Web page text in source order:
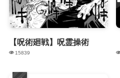
【呪術廻戦】呪霊操術
15839